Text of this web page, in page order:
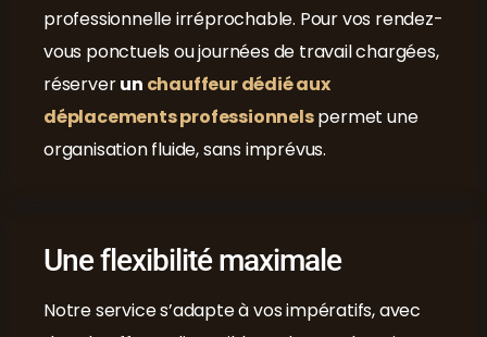
professionnelle irréprochable. Pour vos rendez-
vous ponctuels ou journées de travail chargées,
réserverun chauffeur dédié aux
déplacements professionnelspermet une
organisation fluide, sans imprévus.
Une flexibilité maximale
Notre service s’adapte à vos impératifs, avec